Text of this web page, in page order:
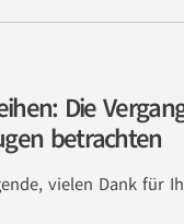
Die
betrachten
vielen Dank für